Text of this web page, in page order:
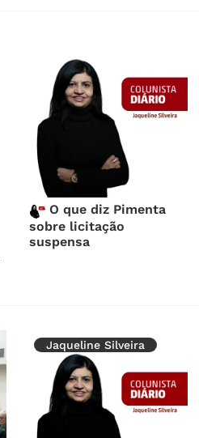
O que diz Pimenta
sobre licitação
suspensa
Jaqueline Silveira